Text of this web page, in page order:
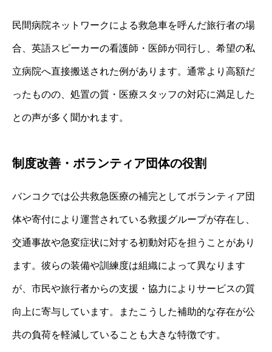
民間病院ネットワークによる救急車を呼んだ旅行者の場
合、英語スピーカーの看護師・医師が同行し、希望の私
立病院へ直接搬送された例があります。通常より高額だ
ったものの、処置の質・医療スタッフの対応に満足した
との声が多く聞かれます。
制度改善・ボランティア団体の役割
バンコクでは公共救急医療の補完としてボランティア団
体や寄付により運営されている救援グループが存在し、
交通事故や急変症状に対する初動対応を担うことがあり
ます。彼らの装備や訓練度は組織によって異なります
が、市民や旅行者からの支援・協力によりサービスの質
向上に寄与しています。またこうした補助的な存在が公
共の負荷を軽減していることも大きな特徴です。